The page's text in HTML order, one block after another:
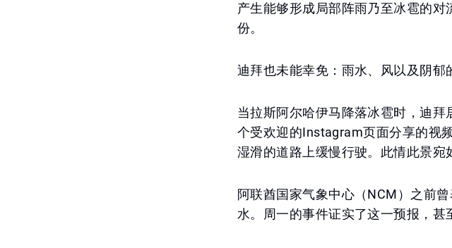
产生能够形成局部阵雨乃至冰雹的
份。
迪拜也未能幸免：雨水、风以及阴郁
当拉斯阿尔哈伊马降落冰雹时，迪
个受欢迎的Instagram页面分享的视
湿滑的道路上缓慢行驶。此情此景宛
阿联酋国家气象中心（NCM）之前
水。周一的事件证实了这一预报，甚